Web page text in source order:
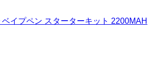
イプペン スターターキット 2200MAH